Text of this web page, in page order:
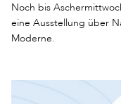
Noch bis
eine Ausstellung über
Moderne.